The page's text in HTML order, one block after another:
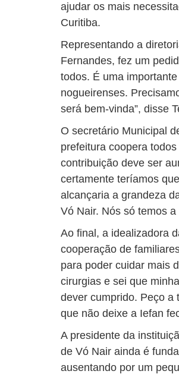
ajudar os mais
Curitiba.
Representando a
Fernandes, fez um
todos. É uma
nogueirenses.
será bem-vinda”, disse
O secretário Municipal
prefeitura coopera
contribuição deve ser
certamente teríamos
alcançaria a grandeza
Vó Nair. Nós só temos
Ao final, a idealizadora
cooperação de
para poder cuidar mais
cirurgias e sei que
dever cumprido. Peço a
que não deixe a Iefan
A presidente da
de Vó Nair ainda é
ausentando por um